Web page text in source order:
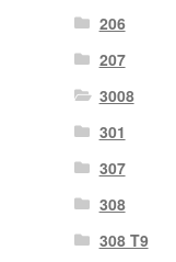
206
207
3008
301
307
308
308 T9